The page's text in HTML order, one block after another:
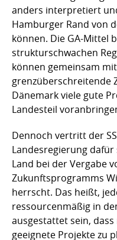
anders interpretiert
Hamburger Rand von
können. Die GA-Mittel
strukturschwachen
können gemeinsam
grenzüberschreitende
Dänemark viele gute
Landesteil
Dennoch vertritt der
Landesregierung dafür
Land bei der Vergabe
Zukunftsprogramms
herrscht. Das heißt,
ressourcenmäßig in
ausgestattet sein,
geeignete Projekte zu